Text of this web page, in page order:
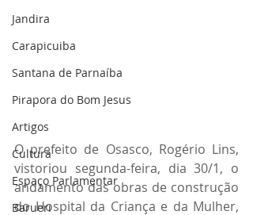
Jandira
Carapicuiba
Santana de Parnaíba
Pirapora do Bom Jesus
Artigos
Cultura
Espaço Parlamentar
Barueri
O prefeito de Osasco, Rogério Lins,
vistoriou segunda-feira, dia 30/1, o
andamento das obras de construção
do Hospital da Criança e da Mulher,